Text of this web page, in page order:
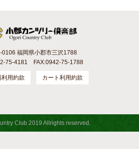
0106 福岡県小郡市三沢1788
75-4181 FAX:0942-75-1788
利用約款 カート利用約款
Club 2019 Allrights reserved.